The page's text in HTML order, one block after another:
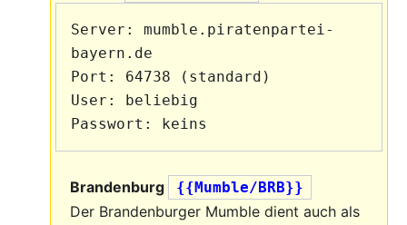
Server: mumble.piratenpartei-
bayern.de
Port: 64738 (standard)
User: beliebig
Brandenburg {{Mumble/BRB}}
Der Brandenburger Mumble dient auch als